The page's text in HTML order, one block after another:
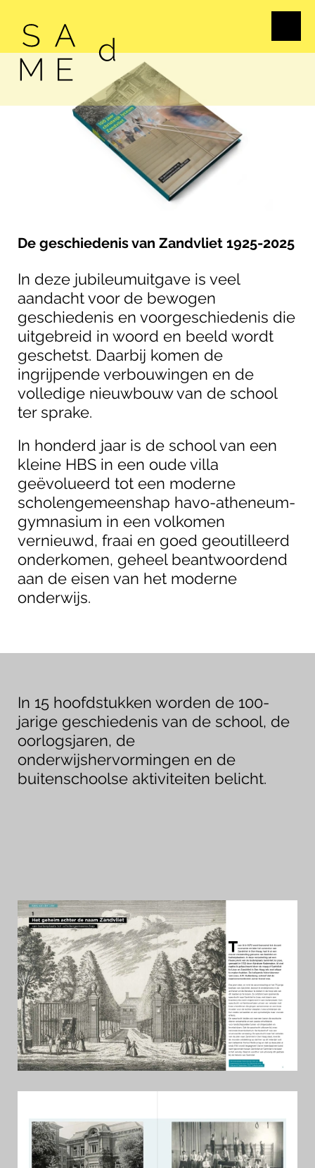
De geschiedenis van Zandvliet 1925-2025
In deze jubileumuitgave is veel
aandacht voor de bewogen
geschiedenis en voorgeschiedenis die
uitgebreid in woord en beeld wordt
geschetst. Daarbij komen de
ingrijpende verbouwingen en de
volledige nieuwbouw van de school
ter sprake.
In honderd jaar is de school van een
kleine HBS in een oude villa
geëvolueerd tot een moderne
scholengemeenshap havo-atheneum-
gymnasium in een volkomen
vernieuwd, fraai en goed geoutilleerd
onderkomen, geheel beantwoordend
aan de eisen van het moderne
onderwijs.
In 15 hoofdstukken worden de 100-
jarige geschiedenis van de school, de
oorlogsjaren, de
onderwijshervormingen en de
buitenschoolse aktiviteiten belicht.